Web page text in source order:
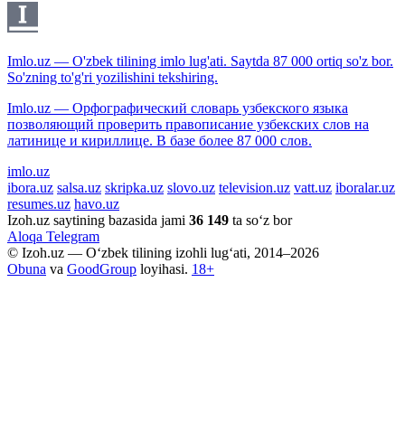
Imlo.uz — O'zbek tilining imlo lug'ati. Saytda 87 000 ortiq so'z bor.
So'zning to'g'ri yozilishini tekshiring.
Imlo.uz — Орфографический словарь узбекского языка
позволяющий проверить правописание узбекских слов на
латинице и кириллице. В базе более 87 000 слов.
imlo.uz
ibora.uz salsa.uz skripka.uz slovo.uz television.uz vatt.uz iboralar.uz
resumes.uz havo.uz
Izoh.uz saytining bazasida jami 36 149 ta so‘z bor
Aloqa Telegram
© Izoh.uz — O‘zbek tilining izohli lug‘ati, 2014–2026
Obuna va GoodGroup loyihasi. 18+